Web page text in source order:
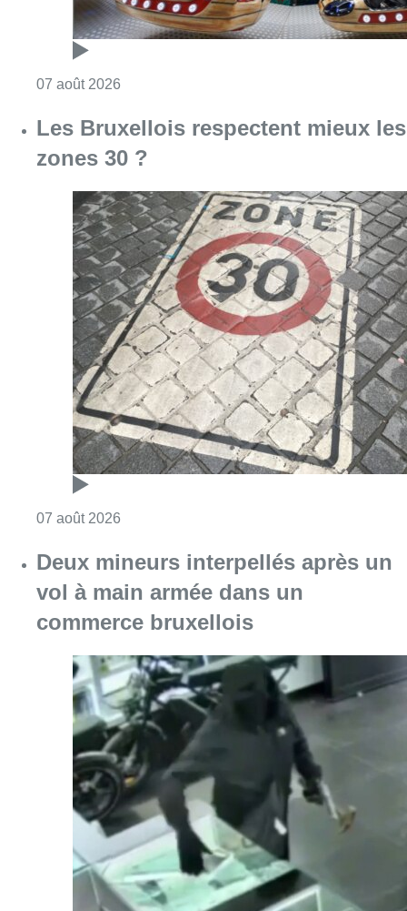
07 août 2026
Les Bruxellois respectent mieux les
zones 30 ?
07 août 2026
Deux mineurs interpellés après un
vol à main armée dans un
commerce bruxellois